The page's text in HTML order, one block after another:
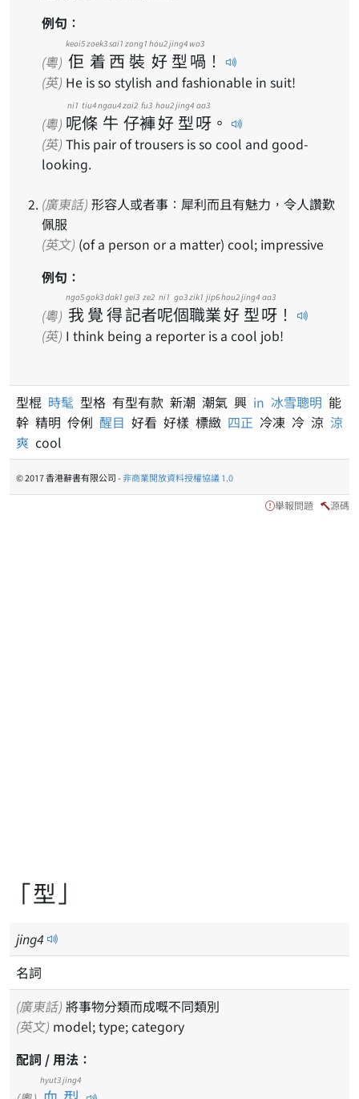
例句：
(粵) 佢
keoi5
着
zoek3
西
sai1
裝
zong1
好
hou2
型
jing4
喎
wo3
！
(英) He is so stylish and fashionable in suit!
(粵) 呢
ni1
條
tiu4
牛
ngau4
仔
zai2
褲
fu3
好
hou2
型
jing4
呀
aa3
。
(英) This pair of trousers is so cool and good-
looking.
(廣東話)
佩服
(英文) (of a person or a matter) cool; impressive
例句：
(粵) 我
ngo5
覺
gok3
得
dak1
記
gei3
者
ze2
呢
ni1
個
go3
職
zik1
業
jip6
好
hou2
型
jing4
呀
aa3
！
(英) I think being a reporter is a cool job!
型棍 時髦 型格 有型有款 新潮 潮氣 興 in 冰雪聰明 能
幹 精明 伶俐 醒目 好看 好樣 標緻 四正 冷凍 冷 涼 涼
爽 cool
© 2017 香港辭書有限公司 -非商業開放資料授權協議 1.0
舉報問題 源碼
「型」
jing4
名詞
(廣東話) 將事物分類而成嘅不同類別
(英文) model; type; category
配詞 / 用法：
hyut3 jing4